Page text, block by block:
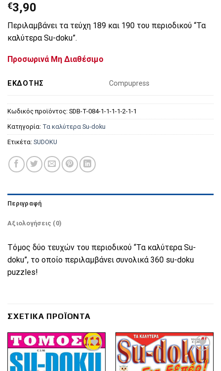
€3,90
Περιλαμβάνει τα τεύχη 189 και 190 του περιοδικού “Τα
καλύτερα Su-doku”.
Προσωρινά Μη Διαθέσιμο
ΕΚΔΌΤΗΣ Compupress
Κωδικός προϊόντος: SDB-T-084-1-1-1-1-2-1-1
Κατηγορία: Τα καλύτερα Su-doku
Ετικέτα: SUDOKU
Περιγραφή
Αξιολογήσεις (0)
Τόμος δύο τευχών του περιοδικού “Τα καλύτερα Su-
doku”, το οποίο περιλαμβάνει συνολικά 360 su-doku
puzzles!
ΣΧΕΤΙΚΆ ΠΡΟΪΌΝΤΑ